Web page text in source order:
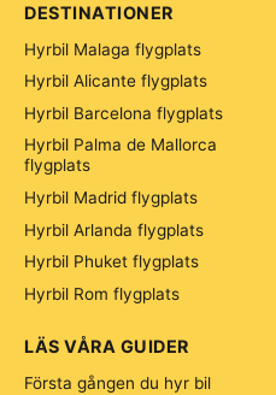
DESTINATIONER
Hyrbil Malaga flygplats
Hyrbil Alicante flygplats
Hyrbil Barcelona flygplats
Hyrbil Palma de Mallorca
flygplats
Hyrbil Madrid flygplats
Hyrbil Arlanda flygplats
Hyrbil Phuket flygplats
Hyrbil Rom flygplats
LÄS VÅRA GUIDER
Första gången du hyr bil